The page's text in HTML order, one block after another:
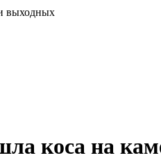
выходных
коса на